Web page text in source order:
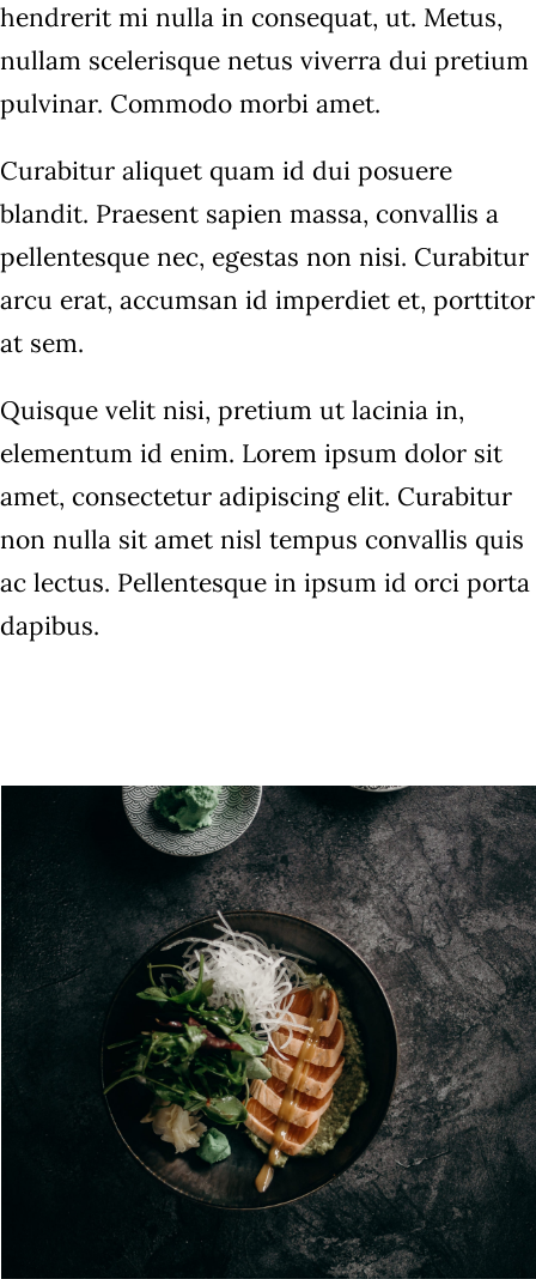
hendrerit mi nulla in consequat, ut. Metus,
nullam scelerisque netus viverra dui pretium
pulvinar. Commodo morbi amet.
Curabitur aliquet quam id dui posuere
blandit. Praesent sapien massa, convallis a
pellentesque nec, egestas non nisi. Curabitur
arcu erat, accumsan id imperdiet et, porttitor
at sem.
Quisque velit nisi, pretium ut lacinia in,
elementum id enim. Lorem ipsum dolor sit
amet, consectetur adipiscing elit. Curabitur
non nulla sit amet nisl tempus convallis quis
ac lectus. Pellentesque in ipsum id orci porta
dapibus.